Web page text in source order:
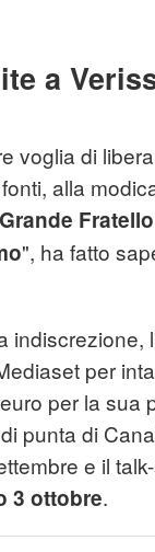
a
voglia di
alla
", ha fatto
indiscrezione,
per
per la sua
punta di
e il
3 ottobre.